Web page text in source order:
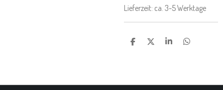
Lieferzeit: ca. 3-5 Werktage
T
N
T
N
T
N
T
N